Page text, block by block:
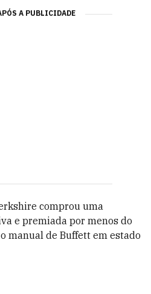
A PUBLICIDADE
comprou uma
e premiada por menos do
manual de Buffett em estado